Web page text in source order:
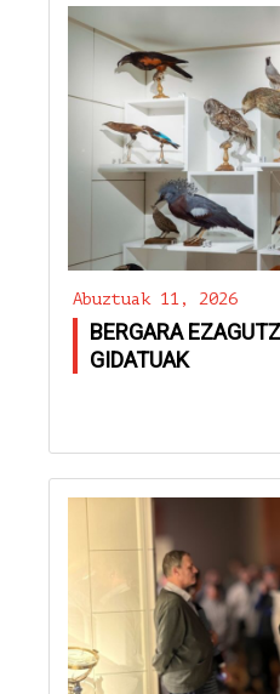
Abuztuak 11, 2026
BERGARA
GIDATUAK